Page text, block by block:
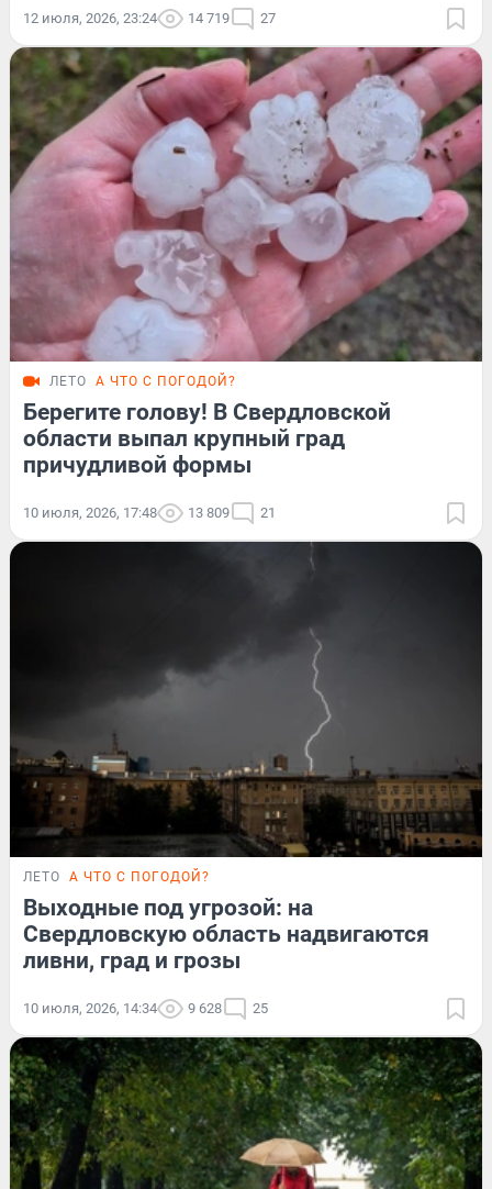
12 июля, 2026, 23:24 14 719 27
ЛЕТО А ЧТО С ПОГОДОЙ?
Берегите голову! В Свердловской
области выпал крупный град
причудливой формы
10 июля, 2026, 17:48 13 809 21
ЛЕТО А ЧТО С ПОГОДОЙ?
Выходные под угрозой: на
Свердловскую область надвигаются
ливни, град и грозы
10 июля, 2026, 14:34 9 628 25